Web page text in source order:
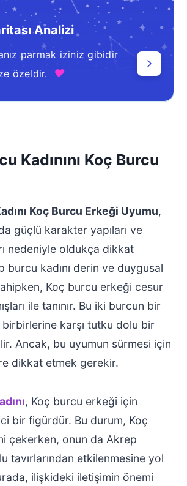
Analizi
parmak iziniz gibidir
özeldir.
♥
Kadınını Koç Burcu
Koç Burcu Erkeği Uyumu,
güçlü karakter yapıları ve
nedeniyle oldukça dikkat
burcu kadını derin ve duygusal
Koç burcu erkeği cesur
ile tanınır. Bu iki burcun bir
karşı tutku dolu bir
Ancak, bu uyumun sürmesi için
dikkat etmek gerekir.
, Koç burcu erkeği için
bir figürdür. Bu durum, Koç
çekerken, onun da Akrep
tavırlarından etkilenmesine yol
ilişkideki iletişimin önemi